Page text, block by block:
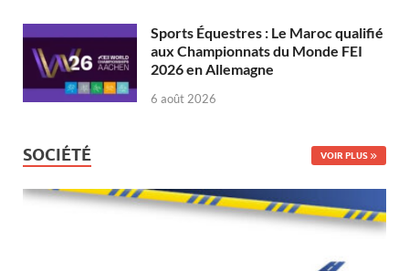
Sports Équestres : Le Maroc qualifié
aux Championnats du Monde FEI
2026 en Allemagne
6 août 2026
SOCIÉTÉ VOIR PLUS